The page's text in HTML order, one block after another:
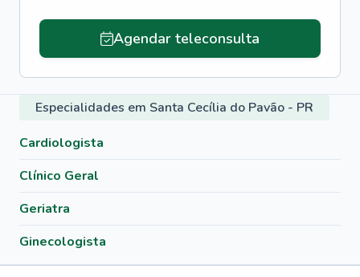
Agendar teleconsulta
Especialidades em Santa Cecília do Pavão - PR
Cardiologista
Clínico Geral
Geriatra
Ginecologista